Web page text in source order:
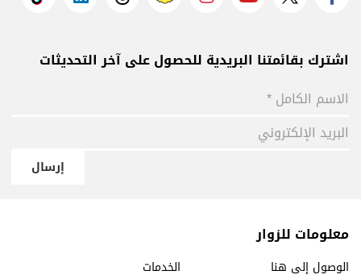
اشترك بقائمتنا البريدية للحصول على آخر التحديثات
إرسال
معلومات للزوار
الخدمات
الوصول إلى هنا